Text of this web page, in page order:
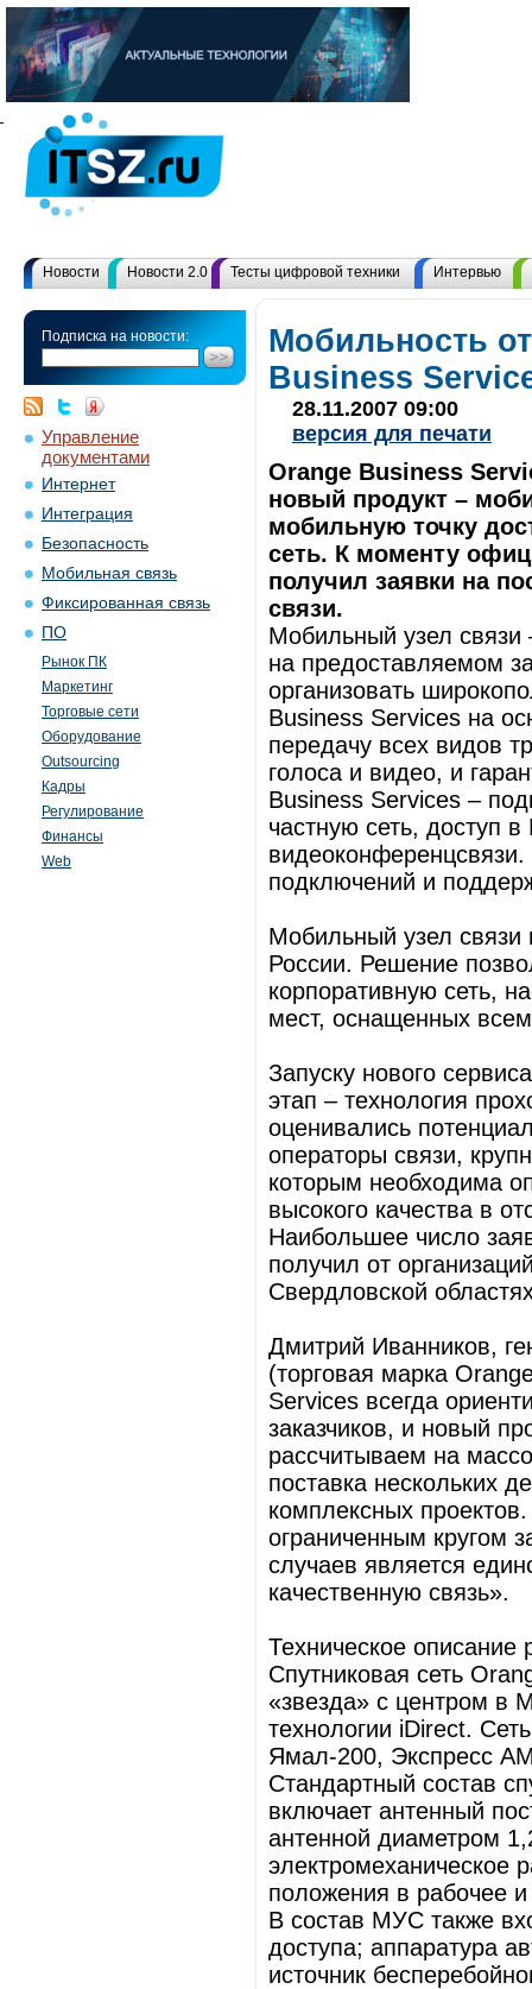
Новости Новости 2.0 Тесты цифровой техники Интервью
Подписка на новости:
Управление
документами
Интернет
Интеграция
Безопасность
Мобильная связь
Фиксированная связь
ПО
Рынок ПК
Маркетинг
Торговые сети
Оборудование
Outsourcing
Кадры
Регулирование
Финансы
Web
Мобильность
Business
28.11.2007 09:00
версия для печати
Orange Business
новый продукт –
мобильную точку
сеть. К моменту
получил заявки на
связи.
Мобильный узел связи
на предоставляемом
организовать
Business Services на
передачу всех видов
голоса и видео, и
Business Services –
частную сеть, доступ
видеоконференцсвязи.
подключений и
Мобильный узел связи
России. Решение
корпоративную сеть,
мест, оснащенных
Запуску нового
этап – технология
оценивались
операторы связи,
которым необходима
высокого качества в
Наибольшее число
получил от
Свердловской
Дмитрий Иванников,
(торговая марка
Services всегда
заказчиков, и новый
рассчитываем на
поставка нескольких
комплексных
ограниченным кругом
случаев является
качественную связь».
Техническое описание
Спутниковая сеть
«звезда» с центром в
технологии iDirect.
Ямал-200, Экспресс
Стандартный состав
включает антенный
антенной диаметром
электромеханическое
положения в рабочее
В состав МУС также
доступа; аппаратура
источник